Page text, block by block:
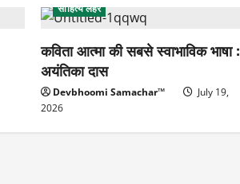
साहित्य लहर
कविता आत्मा की सबसे स्वाभाविक भाषा :
अयंतिका दास
Devbhoomi Samachar™
July 19,
2026